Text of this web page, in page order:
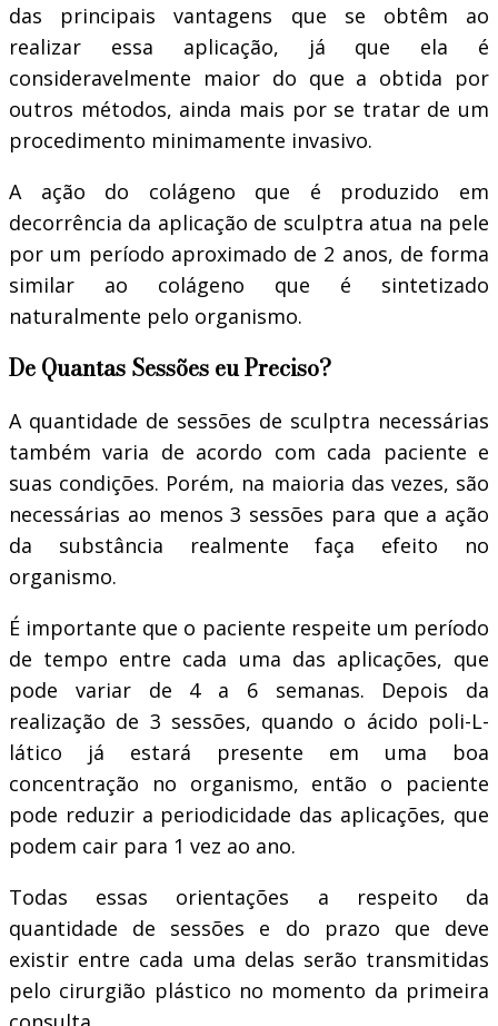
das principais vantagens que se obtêm ao
realizar essa aplicação, já que ela é
consideravelmente maior do que a obtida por
outros métodos, ainda mais por se tratar de um
procedimento minimamente invasivo.
A ação do colágeno que é produzido em
decorrência da aplicação de sculptra atua na pele
por um período aproximado de 2 anos, de forma
similar ao colágeno que é sintetizado
naturalmente pelo organismo.
De Quantas Sessões eu Preciso?
A quantidade de sessões de sculptra necessárias
também varia de acordo com cada paciente e
suas condições. Porém, na maioria das vezes, são
necessárias ao menos 3 sessões para que a ação
da substância realmente faça efeito no
organismo.
É importante que o paciente respeite um período
de tempo entre cada uma das aplicações, que
pode variar de 4 a 6 semanas. Depois da
realização de 3 sessões, quando o ácido poli-L-
lático já estará presente em uma boa
concentração no organismo, então o paciente
pode reduzir a periodicidade das aplicações, que
podem cair para 1 vez ao ano.
Todas essas orientações a respeito da
quantidade de sessões e do prazo que deve
existir entre cada uma delas serão transmitidas
pelo cirurgião plástico no momento da primeira